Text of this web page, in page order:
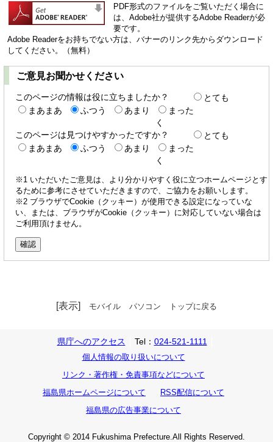
PDF形式のファイルをご覧いただく場合に
は、Adobe社が提供するAdobe Readerが必
要です。
Adobe Readerをお持ちでない方は、バナーのリンク先からダウンロード
してください。（無料）
ご意見お聞かせください
このページの情報は役に立ちましたか？
とても
まあまあ
ふつう あまり
まった
く
このページは見つけやすかったですか？
とても
まあまあ
ふつう あまり
まった
く
※1 いただいたご意見は、より分かりやすく役に立つホームページとす
るために参考にさせていただきますので、ご協力をお願いします。
※2 ブラウザでCookie（クッキー）が使用できる設定になっていな
い、または、ブラウザがCookie（クッキー）に対応していない場合は
ご利用頂けません。
[表示] モバイル パソコン トップに戻る
県庁へのアクセス Tel： 024-521-1111
個人情報の取り扱いについて
リンク・著作権・免責事項などについて
福島県ホームページについて
RSS配信について
福島県の広告事業について
Copyright © 2014 Fukushima Prefecture.All Rights Reserved.